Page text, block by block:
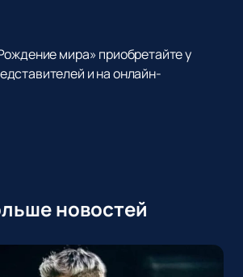
мира» приобретайте у
и на онлайн-
новостей